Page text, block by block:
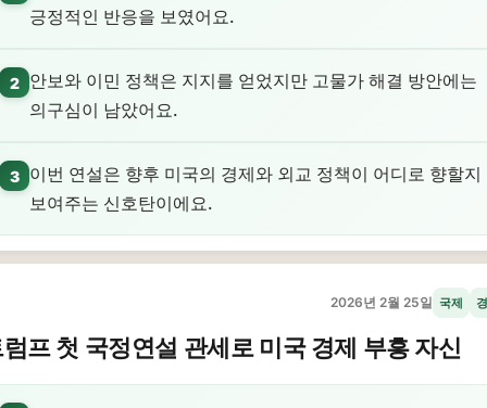
긍정적인 반응을 보였어요.
2
안보와 이민 정책은 지지를 얻었지만 고물가 해결 방안에는
의구심이 남았어요.
3
이번 연설은 향후 미국의 경제와 외교 정책이 어디로 향할지
보여주는 신호탄이에요.
2026년 2월 25일 국제
프 첫 국정연설 관세로 미국 경제 부흥 자신